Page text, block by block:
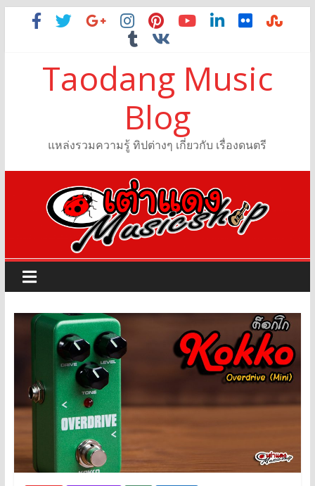
Taodang Music
Blog
แหล่งรวมความรู้ ทิปต่างๆ เกี่ยวกับ เรื่องดนตรี